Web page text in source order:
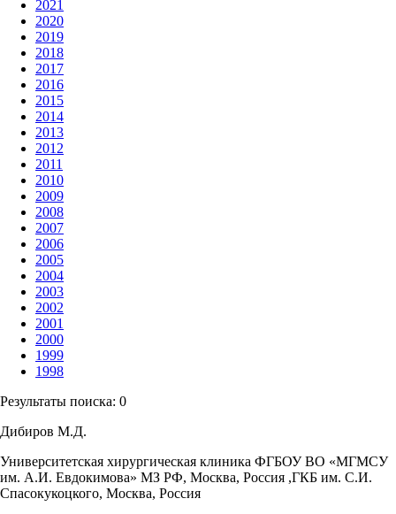
2021
2020
2019
2018
2017
2016
2015
2014
2013
2012
2011
2010
2009
2008
2007
2006
2005
2004
2003
2002
2001
2000
1999
1998
Результаты поиска: 0
Дибиров М.Д.
Университетская хирургическая клиника ФГБОУ ВО «МГМСУ
им. А.И. Евдокимова» МЗ РФ, Москва, Россия ,ГКБ им. С.И.
Спасокукоцкого, Москва, Россия